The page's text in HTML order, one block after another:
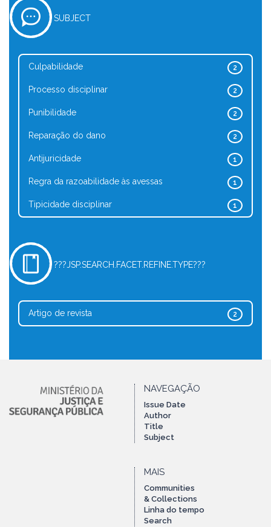
SUBJECT
2
Culpabilidade
2
Processo disciplinar
2
Punibilidade
2
Reparação do dano
1
Antijuricidade
1
Regra da razoabilidade às avessas
1
Tipicidade disciplinar
???JSP.SEARCH.FACET.REFINE.TYPE???
2
Artigo de revista
NAVEGAÇÃO
Issue Date
Author
Title
Subject
MAIS
Communities
& Collections
Linha do tempo
Search